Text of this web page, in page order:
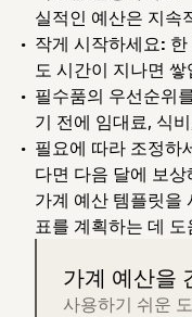
실적인 예산은 지속
작게 시작하세요:
도 시간이 지나면 쌓
필수품의 우선순위
기 전에 임대료, 식
필요에 따라 조정하
다면 다음 달에 보상
가계 예산 템플릿을
표를 계획하는 데
가계 예산을
사용하기 쉬운